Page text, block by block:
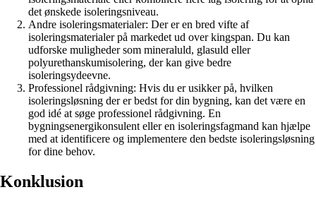
det ønskede isoleringsniveau.
Andre isoleringsmaterialer: Der er en bred vifte af
isoleringsmaterialer på markedet ud over kingspan. Du kan
udforske muligheder som mineraluld, glasuld eller
polyurethanskumisolering, der kan give bedre
isoleringsydeevne.
Professionel rådgivning: Hvis du er usikker på, hvilken
isoleringsløsning der er bedst for din bygning, kan det være en
god idé at søge professionel rådgivning. En
bygningsenergikonsulent eller en isoleringsfagmand kan hjælpe
med at identificere og implementere den bedste isoleringsløsning
for dine behov.
Konklusion